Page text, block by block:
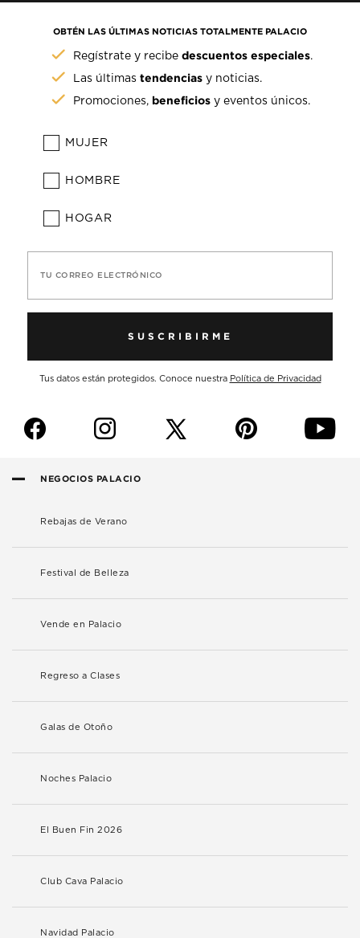
OBTÉN LAS ÚLTIMAS NOTICIAS TOTALMENTE PALACIO
Regístrate y recibedescuentos especiales.
Las últimastendencias y noticias.
Promociones, beneficios y eventos únicos.
MUJER
HOMBRE
HOGAR
TU CORREO ELECTRÓNICO
SUSCRIBIRME
Tus datos están protegidos. Conoce nuestra Política de Privacidad
f i p y
NEGOCIOS PALACIO
Rebajas de Verano
Festival de Belleza
Vende en Palacio
Regreso a Clases
Galas de Otoño
Noches Palacio
El Buen Fin 2026
Club Cava Palacio
Navidad Palacio